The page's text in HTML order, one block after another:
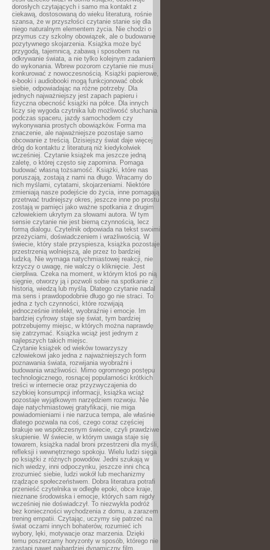
dorosłych czytających i samo ma kontakt z
ciekawą, dostosowaną do wieku literaturą, rośnie
szansa, że w przyszłości czytanie stanie się dla
niego naturalnym elementem życia. Nie chodzi o
przymus czy szkolny obowiązek, ale o budowanie
pozytywnego skojarzenia. Książka może być
przygodą, tajemnicą, zabawą i sposobem na
odkrywanie świata, a nie tylko kolejnym zadaniem
do wykonania. Wbrew pozorom czytanie nie musi
konkurować z nowoczesnością. Książki papierowe,
e-booki i audiobooki mogą funkcjonować obok
siebie, odpowiadając na różne potrzeby. Dla
jednych najważniejszy jest zapach papieru i
fizyczna obecność książki na półce. Dla innych
liczy się wygoda czytnika lub możliwość słuchania
podczas spaceru, jazdy samochodem czy
wykonywania prostych obowiązków. Forma ma
znaczenie, ale najważniejsze pozostaje samo
obcowanie z treścią. Dzisiejszy świat daje więcej
dróg do kontaktu z literaturą niż kiedykolwiek
wcześniej. Czytanie książek ma jeszcze jedną
zaletę, o której często się zapomina. Pomaga
budować własną tożsamość. Książki, które nas
poruszają, zostają z nami na długo. Wracamy do
nich myślami, cytatami, skojarzeniami. Niektóre
zmieniają nasze podejście do życia, inne pomagają
przetrwać trudniejszy okres, jeszcze inne po prostu
zostają w pamięci jako ważne spotkania z drugim
człowiekiem ukrytym za słowami autora. W tym
sensie czytanie nie jest bierną czynnością, lecz
formą dialogu. Czytelnik odpowiada na tekst swoimi
przeżyciami, doświadczeniem i wrażliwością. W
świecie, który stale przyspiesza, książka pozostaje
przestrzenią wolniejszą, ale przez to bardziej
ludzką. Nie wymaga natychmiastowej reakcji, nie
krzyczy o uwagę, nie walczy o kliknięcie. Jest
cierpliwa. Czeka na moment, w którym ktoś po nią
sięgnie, otworzy ją i pozwoli sobie na spotkanie z
historią, wiedzą lub myślą. Dlatego czytanie nadal
ma sens i prawdopodobnie długo go nie straci. To
jedna z tych czynności, które rozwijają
jednocześnie intelekt, wyobraźnię i emocje. Im
bardziej cyfrowy staje się świat, tym bardziej
potrzebujemy miejsc, w których można naprawdę
się zatrzymać. Książka wciąż jest jednym z
najlepszych takich miejsc.
Czytanie książek od wieków towarzyszy
człowiekowi jako jedna z najważniejszych form
poznawania świata, rozwijania wyobraźni i
budowania wrażliwości. Mimo ogromnego postępu
technologicznego, rosnącej popularności krótkich
treści w internecie oraz przyzwyczajenia do
szybkiej konsumpcji informacji, książka wciąż
pozostaje wyjątkowym narzędziem rozwoju. Nie
daje natychmiastowej gratyfikacji, nie miga
powiadomieniami i nie narzuca tempa, ale właśnie
dlatego pozwala na coś, czego coraz częściej
brakuje we współczesnym świecie, czyli prawdziwe
skupienie. W świecie, w którym uwaga staje się
towarem, książka nadal broni przestrzeni dla myśli,
refleksji i wewnętrznego spokoju. Wielu ludzi sięga
po książki z różnych powodów. Jedni szukają w
nich wiedzy, inni odpoczynku, jeszcze inni chcą
zrozumieć siebie, ludzi wokół lub mechanizmy
rządzące społeczeństwem. Dobra literatura potrafi
przenieść czytelnika w odległe epoki, obce kraje,
nieznane środowiska i emocje, których sam nigdy
wcześniej nie doświadczył. To niezwykła podróż
bez konieczności wychodzenia z domu, a zarazem
trening empatii. Czytając, uczymy się patrzeć na
świat oczami innych bohaterów, rozumieć ich
wybory, lęki, motywacje oraz marzenia. Dzięki
temu poszerzamy horyzonty w sposób, którego nie
zastąpi nawet najbardziej dynamiczny film.